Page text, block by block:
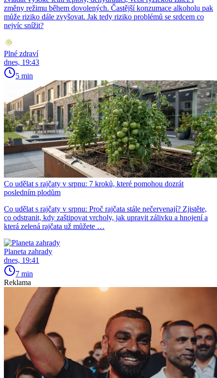
změny režimu během dovolených. Častější konzumace alkoholu pak
může riziko dále zvyšovat. Jak tedy riziko problémů se srdcem co
nejvíc snížit?
Plné zdraví
dnes, 19:43
5 min
Co udělat s rajčaty v srpnu: 7 kroků, které pomohou dozrát
posledním plodům
Co udělat s rajčaty v srpnu: Proč rajčata stále nečervenají? Zjistěte,
co odstranit, kdy zaštipovat vrcholy, jak upravit zálivku a hnojení a
která zelená rajčata už můžete …
Planeta zahrady
dnes, 19:41
7 min
Reklama